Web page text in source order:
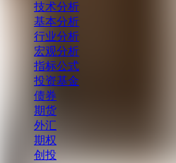
技术分析
基本分析
行业分析
宏观分析
指标公式
投资基金
债券
期货
外汇
期权
创投